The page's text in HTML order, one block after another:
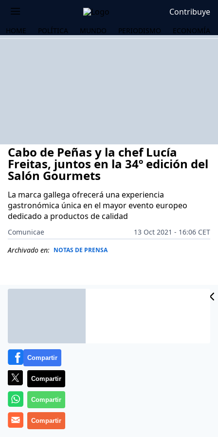
Contribuye
HOME POLÍTICA MUNDO PERIODISMO ECONOMÍA
Cabo de Peñas y la chef Lucía
Freitas, juntos en la 34º edición del
Salón Gourmets
La marca gallega ofrecerá una experiencia
gastronómica única en el mayor evento europeo
dedicado a productos de calidad
Comunicae
13 Oct 2021 - 16:06 CET
Archivado en: NOTAS DE PRENSA
CABO DE PEÑAS, marca gallega con más de 120
años de historia, participará en la 34º edición de
Salón Gourmets, acercando sus productos al
Compartir
Compartir
Compartir
Compartir